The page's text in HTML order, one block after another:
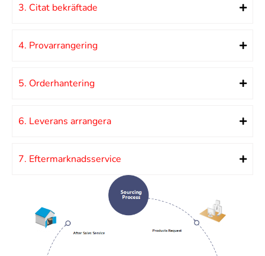
3. Citat bekräftade
4. Provarrangering
5. Orderhantering
6. Leverans arrangera
7. Eftermarknadsservice